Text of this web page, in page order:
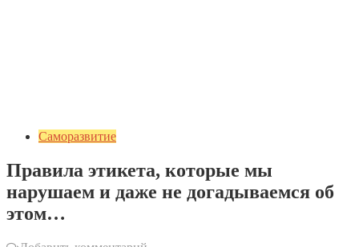
Саморазвитие
Правила этикета, которые мы
нарушаем и даже не догадываемся об
этом…